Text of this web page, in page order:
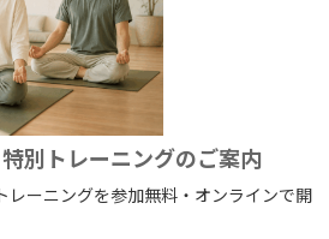
別トレーニングのご案内
レーニングを参加無料・オンラインで開